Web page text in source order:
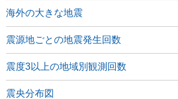
海外の大きな地震
震源地ごとの地震発生回数
震度3以上の地域別観測回数
震央分布図